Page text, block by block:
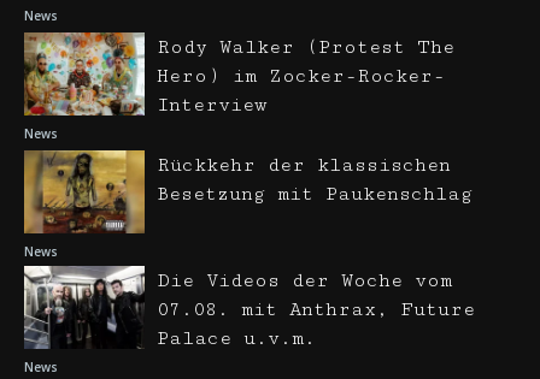
News
News
Rody Walker (Protest The
Hero) im Zocker-Rocker-
Interview
News
Rückkehr der klassischen
Besetzung mit Paukenschlag
News
Die Videos der Woche vom
07.08. mit Anthrax, Future
Palace u.v.m.